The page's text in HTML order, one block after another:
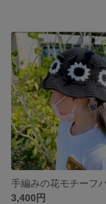
3,400円